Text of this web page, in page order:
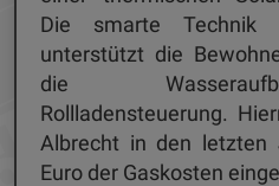
Die smarte Technik
unterstützt die
die
Rollladensteuerung.
Albrecht in den letzten
Euro der Gaskosten